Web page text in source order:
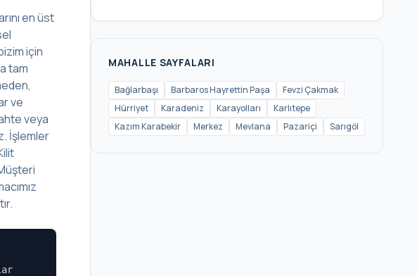
en üst
için
tam
ve
veya
İşlemler
MAHALLE SAYFALARI
Bağlarbaşı Barbaros Hayrettin Paşa
Fevzi Çakmak
Hürriyet
Karadeniz Karayolları
Karlıtepe
Kazım Karabekir
Merkez Mevlana Pazariçi Sarıgöl